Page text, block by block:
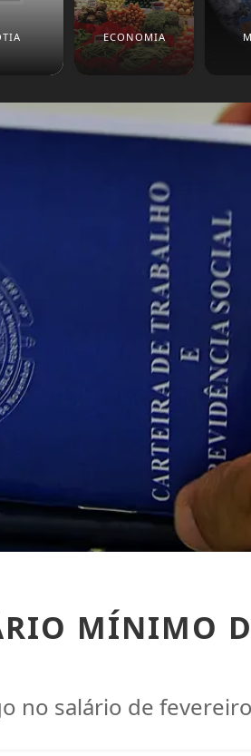
ECONOMIA
MÍNIMO
no salário de fevereiro